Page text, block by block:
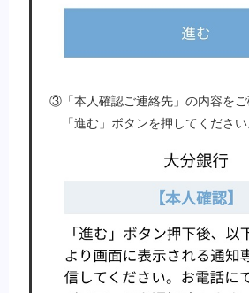
③「本人確認ご連絡先」の内容をご
「進む」ボタンを押してください